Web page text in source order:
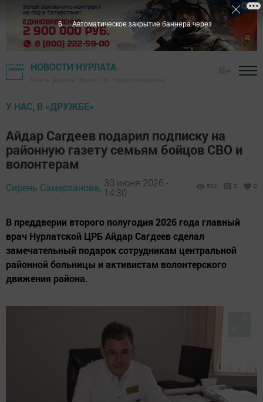
НОВОСТИ НУРЛАТА
У НАС, В «ДРУЖБЕ»
Айдар Сагдеев подарил подписку на
районную газету семьям бойцов СВО и
волонтерам
Сирень Самерханова, 30 июня 2026 -
14:30
534 0 0
В преддверии второго полугодия 2026 года главный
врач Нурлатской ЦРБ Айдар Сагдеев сделал
замечательный подарок сотрудникам центральной
районной больницы и активистам волонтерского
движения района.
5 Автоматическое закрытие баннера через